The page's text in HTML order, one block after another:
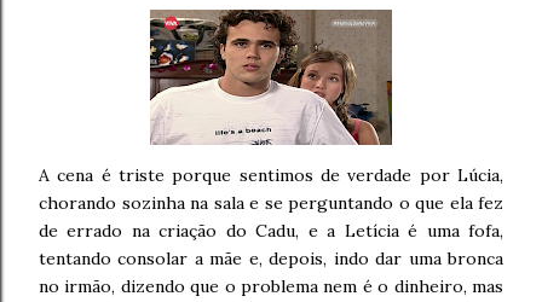
A cena é triste porque sentimos de verdade por Lúcia,
chorando sozinha na sala e se perguntando o que ela fez
de errado na criação do Cadu, e a Letícia é uma fofa,
tentando consolar a mãe e, depois, indo dar uma bronca
no irmão, dizendo que o problema nem é o dinheiro, mas